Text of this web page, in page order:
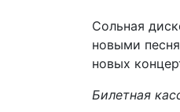
Сольная
новыми
новых
Билетная